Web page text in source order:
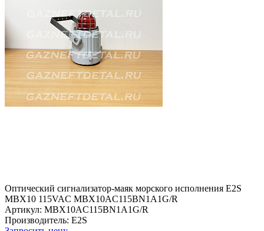
Оптический сигнализатор-маяк морского исполнения E2S
MBX10 115VAC MBX10AC115BN1A1G/R
Артикул: MBX10AC115BN1A1G/R
Производитель: E2S